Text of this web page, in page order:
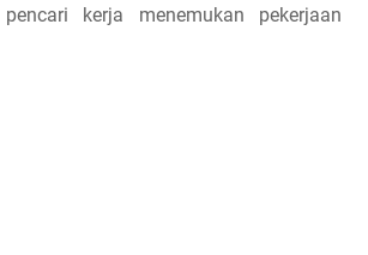
kerja menemukan pekerjaan